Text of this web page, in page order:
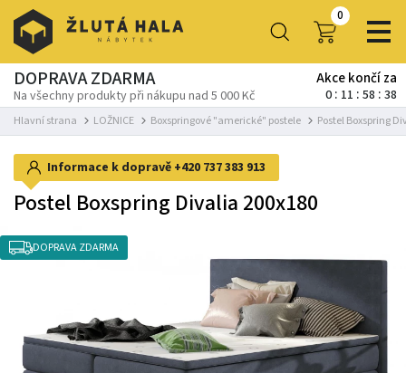
0
DOPRAVA ZDARMA
Na všechny produkty při nákupu nad 5 000 Kč
Akce končí za
0 11 58 38
Hlavní strana LOŽNICE Boxspringové "americké" postele Postel Boxspring
Informace k dopravě +420 737 383 913
Postel Boxspring Divalia 200x180
DOPRAVA ZDARMA